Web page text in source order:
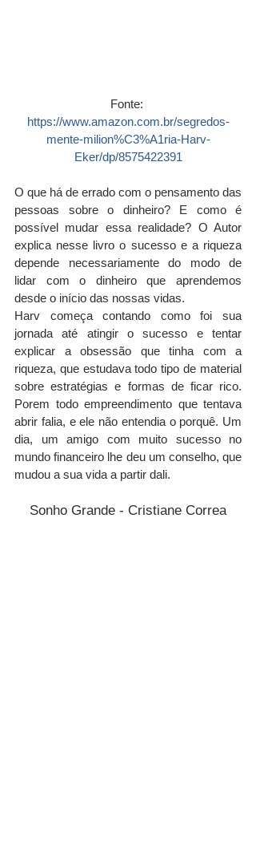
Fonte:
https://www.amazon.com.br/segredos-
mente-milion%C3%A1ria-Harv-
Eker/dp/8575422391
O que há de errado com o pensamento das
pessoas sobre o dinheiro? E como é
possível mudar essa realidade? O Autor
explica nesse livro o sucesso e a riqueza
depende necessariamente do modo de
lidar com o dinheiro que aprendemos
desde o início das nossas vidas.
Harv começa contando como foi sua
jornada até atingir o sucesso e tentar
explicar a obsessão que tinha com a
riqueza, que estudava todo tipo de material
sobre estratégias e formas de ficar rico.
Porem todo empreendimento que tentava
abrir falia, e ele não entendia o porquê. Um
dia, um amigo com muito sucesso no
mundo financeiro lhe deu um conselho, que
mudou a sua vida a partir dali.
Sonho Grande - Cristiane Correa